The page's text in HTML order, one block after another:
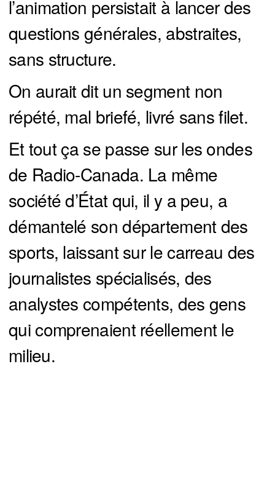
l’animation persistait à lancer des
questions générales, abstraites,
sans structure.
On aurait dit un segment non
répété, mal briefé, livré sans filet.
Et tout ça se passe sur les ondes
de Radio-Canada. La même
société d’État qui, il y a peu, a
démantelé son département des
sports, laissant sur le carreau des
journalistes spécialisés, des
analystes compétents, des gens
qui comprenaient réellement le
milieu.